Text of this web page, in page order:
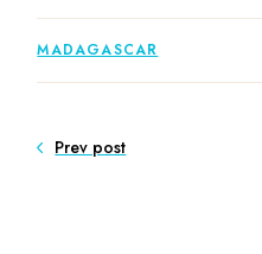
MADAGASCAR
Prev post